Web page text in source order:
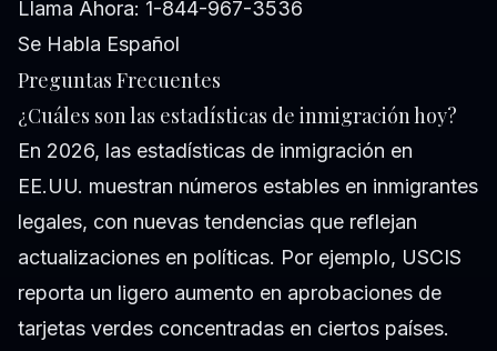
Llama Ahora: 1-844-967-3536
Se Habla Español
Preguntas Frecuentes
¿Cuáles son las estadísticas de inmigración hoy?
En 2026, las estadísticas de inmigración en
EE.UU. muestran números estables en inmigrantes
legales, con nuevas tendencias que reflejan
actualizaciones en políticas. Por ejemplo, USCIS
reporta un ligero aumento en aprobaciones de
tarjetas verdes concentradas en ciertos países.